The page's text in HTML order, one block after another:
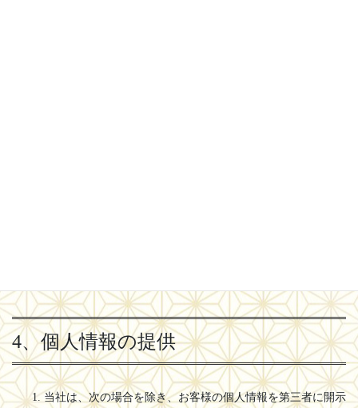
4、個人情報の提供
当社は、次の場合を除き、お客様の個人情報を第三者に開示